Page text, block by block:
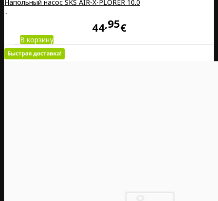
Напольный насос SKS AIR-X-PLORER 10.0
..
44 95€
В корзину